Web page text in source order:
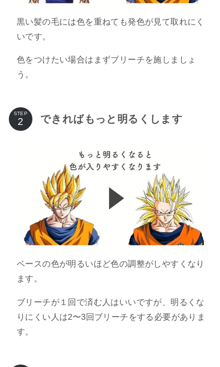
黒い髪の毛には色を重ねても発色が見て取れにく
いです。
色をつけたい場合はまずブリーチを施しましょ
う。
STEP できればもっと明るくします
ベースの色が明るいほど色の調整がしやすくなり
ます。
ブリーチが１回で済む人はいいですが、明るくな
りにくい人は2〜3回ブリーチをする必要がありま
す。